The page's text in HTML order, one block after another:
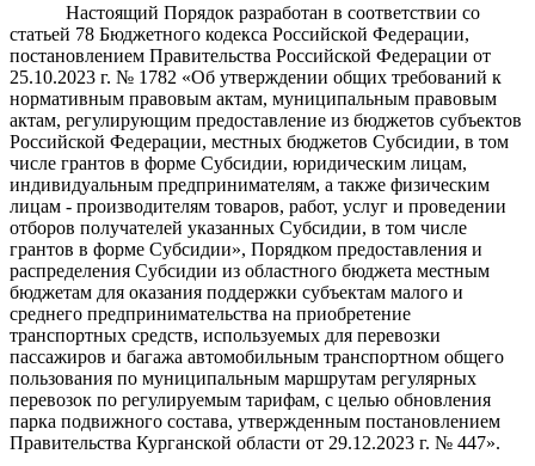
Настоящий Порядок разработан в соответствии со
статьей 78 Бюджетного кодекса Российской Федерации,
постановлением Правительства Российской Федерации от
25.10.2023 г. № 1782 «Об утверждении общих требований к
нормативным правовым актам, муниципальным правовым
актам, регулирующим предоставление из бюджетов субъектов
Российской Федерации, местных бюджетов Субсидии, в том
числе грантов в форме Субсидии, юридическим лицам,
индивидуальным предпринимателям, а также физическим
лицам - производителям товаров, работ, услуг и проведении
отборов получателей указанных Субсидии, в том числе
грантов в форме Субсидии», Порядком предоставления и
распределения Субсидии из областного бюджета местным
бюджетам для оказания поддержки субъектам малого и
среднего предпринимательства на приобретение
транспортных средств, используемых для перевозки
пассажиров и багажа автомобильным транспортном общего
пользования по муниципальным маршрутам регулярных
перевозок по регулируемым тарифам, с целью обновления
парка подвижного состава, утвержденным постановлением
Правительства Курганской области от 29.12.2023 г. № 447».